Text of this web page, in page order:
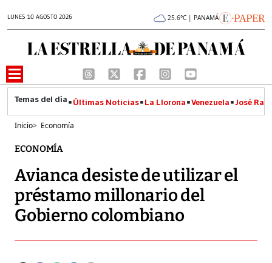
LUNES 10 AGOSTO 2026 25.6°C | PANAMÁ
Últimas Noticias La Llorona Venezuela José
Inicio> Economía
ECONOMÍA
Avianca desiste de utilizar el
préstamo millonario del
Gobierno colombiano